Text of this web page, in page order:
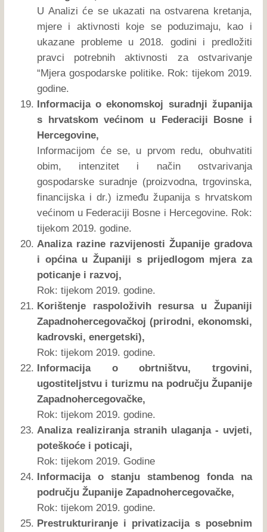
U Analizi će se ukazati na ostvarena kretanja,
mjere i aktivnosti koje se poduzimaju, kao i
ukazane probleme u 2018. godini i predložiti
pravci potrebnih aktivnosti za ostvarivanje
“Mjera gospodarske politike. Rok: tijekom 2019.
godine.
Informacija o ekonomskoj suradnji županija
s hrvatskom većinom u Federaciji Bosne i
Hercegovine,
Informacijom će se, u prvom redu, obuhvatiti
obim, intenzitet i način ostvarivanja
gospodarske suradnje (proizvodna, trgovinska,
financijska i dr.) između županija s hrvatskom
većinom u Federaciji Bosne i Hercegovine. Rok:
tijekom 2019. godine.
Analiza razine razvijenosti Županije gradova
i općina u Županiji s prijedlogom mjera za
poticanje i razvoj,
Rok: tijekom 2019. godine.
Korištenje raspoloživih resursa u Županiji
Zapadnohercegovačkoj (prirodni, ekonomski,
kadrovski, energetski),
Rok: tijekom 2019. godine.
Informacija o obrtništvu, trgovini,
ugostiteljstvu i turizmu na području Županije
Zapadnohercegovačke,
Rok: tijekom 2019. godine.
Analiza realiziranja stranih ulaganja - uvjeti,
poteškoće i poticaji,
Rok: tijekom 2019. Godine
Informacija o stanju stambenog fonda na
području Županije Zapadnohercegovačke,
Rok: tijekom 2019. godine.
Prestrukturiranje i privatizacija s posebnim